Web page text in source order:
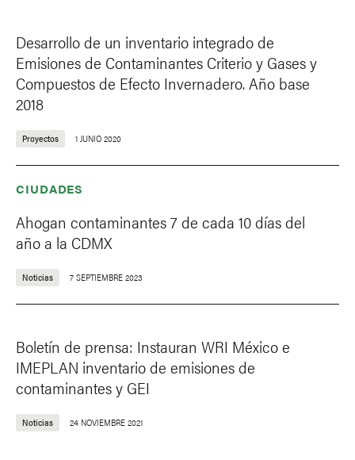
Desarrollo de un inventario integrado de
Emisiones de Contaminantes Criterio y Gases y
Compuestos de Efecto Invernadero. Año base
2018
Proyectos 1 JUNIO 2020
CIUDADES
Ahogan contaminantes 7 de cada 10 días del
año a la CDMX
Noticias 7 SEPTIEMBRE 2023
Boletín de prensa: Instauran WRI México e
IMEPLAN inventario de emisiones de
contaminantes y GEI
Noticias 24 NOVIEMBRE 2021